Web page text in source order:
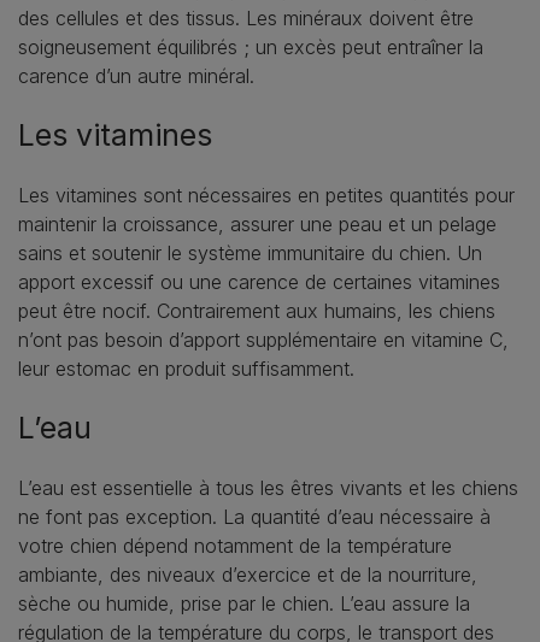
des cellules et des tissus. Les minéraux doivent être
soigneusement équilibrés ; un excès peut entraîner la
carence d’un autre minéral.
Les vitamines
Les vitamines sont nécessaires en petites quantités pour
maintenir la croissance, assurer une peau et un pelage
sains et soutenir le système immunitaire du chien. Un
apport excessif ou une carence de certaines vitamines
peut être nocif. Contrairement aux humains, les chiens
n’ont pas besoin d’apport supplémentaire en vitamine C,
leur estomac en produit suffisamment.
L’eau
L’eau est essentielle à tous les êtres vivants et les chiens
ne font pas exception. La quantité d’eau nécessaire à
votre chien dépend notamment de la température
ambiante, des niveaux d’exercice et de la nourriture,
sèche ou humide, prise par le chien. L’eau assure la
régulation de la température du corps, le transport des